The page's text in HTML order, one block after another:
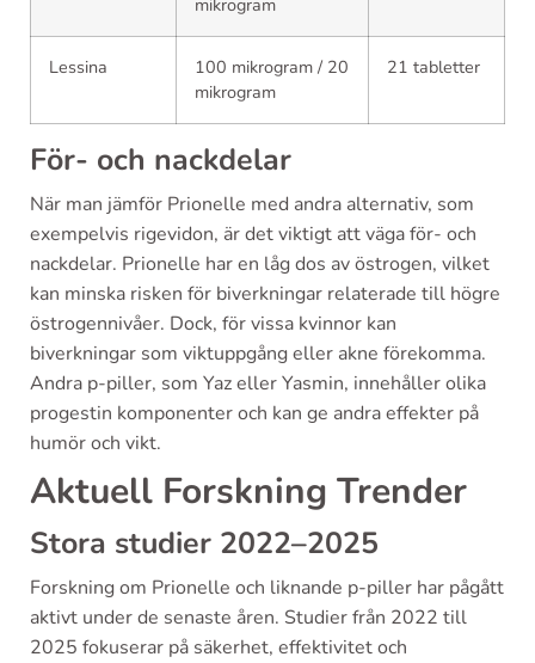
mikrogram
Lessina
100 mikrogram / 20
mikrogram
21 tabletter
För- och nackdelar
När man jämför Prionelle med andra alternativ, som
exempelvis rigevidon, är det viktigt att väga för- och
nackdelar. Prionelle har en låg dos av östrogen, vilket
kan minska risken för biverkningar relaterade till högre
östrogennivåer. Dock, för vissa kvinnor kan
biverkningar som viktuppgång eller akne förekomma.
Andra p-piller, som Yaz eller Yasmin, innehåller olika
progestin komponenter och kan ge andra effekter på
humör och vikt.
Aktuell Forskning Trender
Stora studier 2022–2025
Forskning om Prionelle och liknande p-piller har pågått
aktivt under de senaste åren. Studier från 2022 till
2025 fokuserar på säkerhet, effektivitet och